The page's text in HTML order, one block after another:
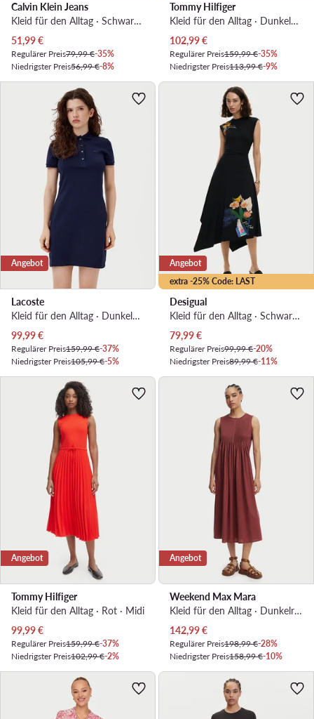
Calvin Klein Jeans
Kleid für den Alltag · Schwarz · Midi
Aktueller Preis
51,99€
Regulärer Preis79,99 €-35%
Niedrigster Preis56,99 €-8%
Tommy Hilfiger
Kleid für den Alltag · Dunkelblau · Midi
Aktueller Preis
102,99€
Regulärer Preis159,99 €-35%
Niedrigster Preis113,99 €-9%
Angebot
Lacoste
Kleid für den Alltag · Dunkelblau · Midi
Aktueller Preis
99,99€
Regulärer Preis159,99 €-37%
Niedrigster Preis105,99 €-5%
extra -25% Code: LAST
Angebot
Desigual
Kleid für den Alltag · Schwarz · Midi
Aktueller Preis
79,99€
Regulärer Preis99,99 €-20%
Niedrigster Preis89,99 €-11%
Angebot
Tommy Hilfiger
Kleid für den Alltag · Rot · Midi
Aktueller Preis
99,99€
Regulärer Preis159,99 €-37%
Niedrigster Preis102,99 €-2%
Angebot
Weekend Max Mara
Kleid für den Alltag · Dunkelrot · Midi
Aktueller Preis
142,99€
Regulärer Preis198,99 €-28%
Niedrigster Preis158,99 €-10%